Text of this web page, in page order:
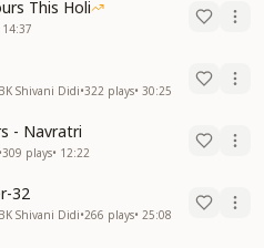
This Holi
14:37
Shivani Didi•322 plays• 30:25
- Navratri
•309 plays• 12:22
32
Shivani Didi•266 plays• 25:08